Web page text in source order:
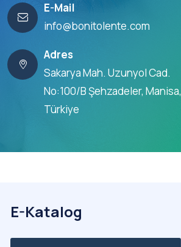
E-Mail
info@bonitolente.com
Adres
Sakarya Mah. Uzunyol Cad.
No:100/B Şehzadeler, Manisa,
Türkiye
E-Katalog